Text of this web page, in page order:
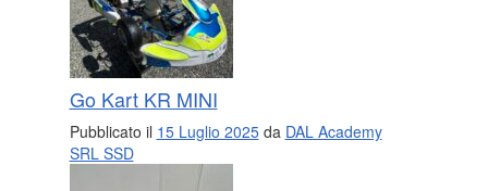
Go Kart KR MINI
Pubblicato il 15 Luglio 2025da DAL Academy
SRL SSD